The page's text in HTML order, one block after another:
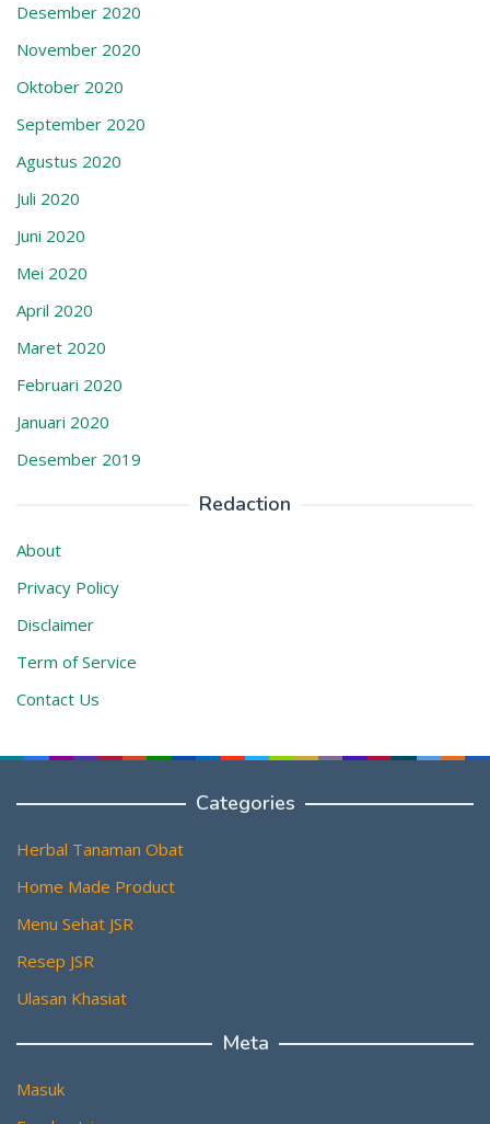
Desember 2020
November 2020
Oktober 2020
September 2020
Agustus 2020
Juli 2020
Juni 2020
Mei 2020
April 2020
Maret 2020
Februari 2020
Januari 2020
Desember 2019
Redaction
About
Privacy Policy
Disclaimer
Term of Service
Contact Us
Categories
Herbal Tanaman Obat
Home Made Product
Menu Sehat JSR
Resep JSR
Ulasan Khasiat
Meta
Masuk